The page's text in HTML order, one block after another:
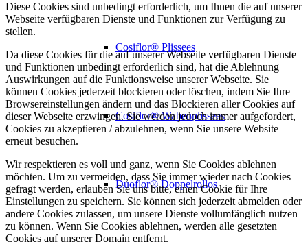
Cosiflor® Plissees
Cosiflor® Wabenplissees
Duoflor® Doppelrollos
Diese Cookies sind unbedingt erforderlich, um Ihnen die auf unserer
Webseite verfügbaren Dienste und Funktionen zur Verfügung zu
stellen.
Da diese Cookies für die auf unserer Webseite verfügbaren Dienste
und Funktionen unbedingt erforderlich sind, hat die Ablehnung
Auswirkungen auf die Funktionsweise unserer Webseite. Sie
können Cookies jederzeit blockieren oder löschen, indem Sie Ihre
Browsereinstellungen ändern und das Blockieren aller Cookies auf
dieser Webseite erzwingen. Sie werden jedoch immer aufgefordert,
Cookies zu akzeptieren / abzulehnen, wenn Sie unsere Website
erneut besuchen.
Wir respektieren es voll und ganz, wenn Sie Cookies ablehnen
möchten. Um zu vermeiden, dass Sie immer wieder nach Cookies
gefragt werden, erlauben Sie uns bitte, einen Cookie für Ihre
Einstellungen zu speichern. Sie können sich jederzeit abmelden oder
andere Cookies zulassen, um unsere Dienste vollumfänglich nutzen
zu können. Wenn Sie Cookies ablehnen, werden alle gesetzten
Cookies auf unserer Domain entfernt.